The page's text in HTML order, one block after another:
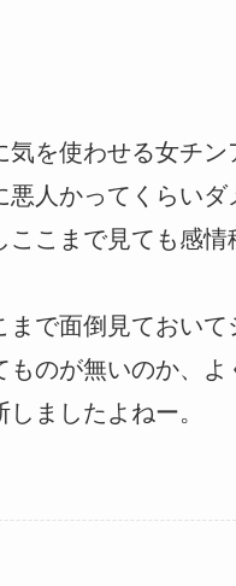
気を使わせる女チン
悪人かってくらいダ
ここまで見ても感情
まで面倒見ておいて
ものが無いのか、よ
ましたよねー。